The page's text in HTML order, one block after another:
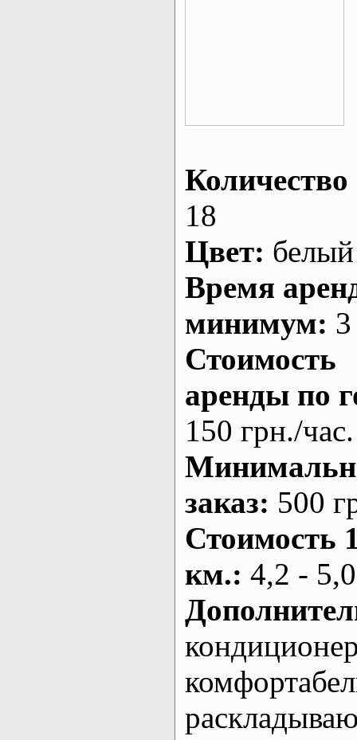
Количество
18
Цвет: белый
Время
минимум:
Стоимость
аренды по
150 грн./час.
заказ: 500
Стоимость
км.: 4,2 -